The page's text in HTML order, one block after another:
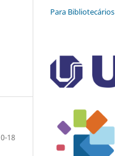
18
Para Bibliotecários